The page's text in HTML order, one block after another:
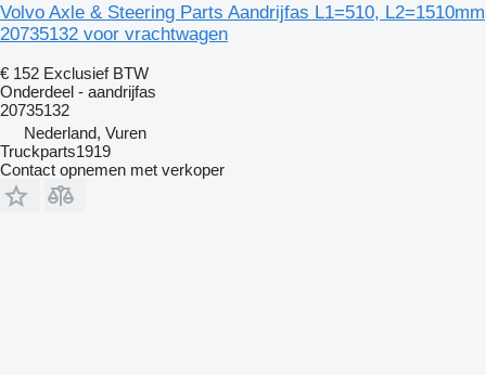
Volvo Axle & Steering Parts Aandrijfas L1=510, L2=1510mm
20735132 voor vrachtwagen
€ 152 Exclusief BTW
Onderdeel - aandrijfas
20735132
Nederland, Vuren
Truckparts1919
Contact opnemen met verkoper